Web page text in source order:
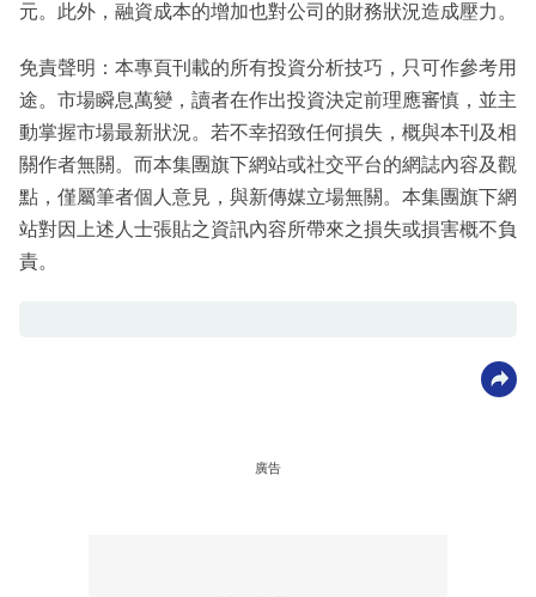
元。此外，融資成本的增加也對公司的財務狀況造成壓力。
免責聲明：本專頁刊載的所有投資分析技巧，只可作參考用
途。市場瞬息萬變，讀者在作出投資決定前理應審慎，並主
動掌握市場最新狀況。若不幸招致任何損失，概與本刊及相
關作者無關。而本集團旗下網站或社交平台的網誌內容及觀
點，僅屬筆者個人意見，與新傳媒立場無關。本集團旗下網
站對因上述人士張貼之資訊內容所帶來之損失或損害概不負
責。
廣告